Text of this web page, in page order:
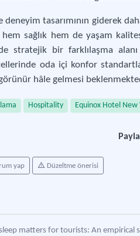
tasarımının giderek
sağlık hem de yaşam
stratejik bir farklılaşma alanı
oda içi konfor
hâle gelmesi
Hospitality Equinox Hotel New
yap Düzeltme önerisi
sleep matters for tourists: An